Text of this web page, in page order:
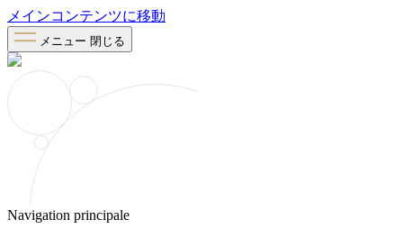
メインコンテンツに移動
メニュー 閉じる
Navigation principale